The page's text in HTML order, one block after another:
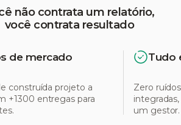
não contrata um relatório,
você contrata resultado
de mercado
construída projeto a
+1300 entregas para
Tudo
Zero
um gestor.